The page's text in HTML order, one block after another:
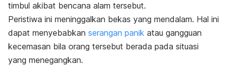
timbul akibat bencana alam tersebut.
Peristiwa ini meninggalkan bekas yang mendalam. Hal ini
dapat menyebabkan serangan panik atau gangguan
kecemasan bila orang tersebut berada pada situasi
yang menegangkan.